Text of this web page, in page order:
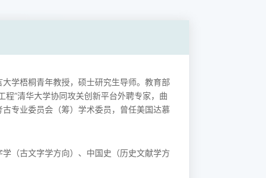
学梧桐青年教授，硕士研究生导师。教育部
”清华大学协同攻关创新平台外聘专家，曲
专业委员会（筹）学术委员，曾任美国达慕
（古文字学方向）、中国史（历史文献学方